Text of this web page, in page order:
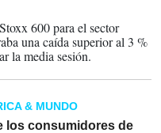
600 para el sector
una caída superior al 3 %
la media sesión.
& MUNDO
los consumidores de